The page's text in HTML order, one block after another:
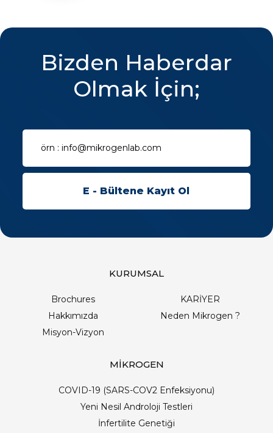
Bizden Haberdar
Olmak İçin;
KURUMSAL
Brochures
KARİYER
Hakkımızda
Neden Mikrogen ?
Misyon-Vizyon
MİKROGEN
COVID-19 (SARS-COV2 Enfeksiyonu)
Yeni Nesil Androloji Testleri
İnfertilite Genetiği